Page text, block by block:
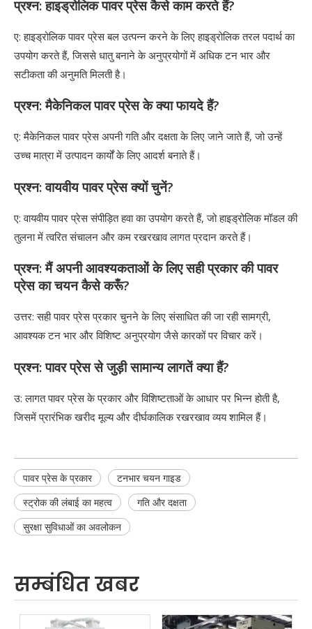
प्रश्न: हाइड्रोलिक पावर प्रेस कैसे काम करते हैं?
ए: हाइड्रोलिक पावर प्रेस बल उत्पन्न करने के लिए हाइड्रोलिक तरल पदार्थ का
उपयोग करते हैं, जिससे धातु बनाने के अनुप्रयोगों में अधिक टन भार और
सटीकता की अनुमति मिलती है।
प्रश्न: मैकेनिकल पावर प्रेस के क्या फायदे हैं?
ए: मैकेनिकल पावर प्रेस अपनी गति और दक्षता के लिए जाने जाते हैं, जो उन्हें
उच्च मात्रा में उत्पादन कार्यों के लिए आदर्श बनाते हैं।
प्रश्न: वायवीय पावर प्रेस क्यों चुनें?
ए: वायवीय पावर प्रेस संपीड़ित हवा का उपयोग करते हैं, जो हाइड्रोलिक मॉडल की
तुलना में त्वरित संचालन और कम रखरखाव लागत प्रदान करते हैं।
प्रश्न: मैं अपनी आवश्यकताओं के लिए सही प्रकार की पावर
प्रेस का चयन कैसे करूँ?
उत्तर: सही पावर प्रेस प्रकार चुनने के लिए संसाधित की जा रही सामग्री,
आवश्यक टन भार और विशिष्ट अनुप्रयोग जैसे कारकों पर विचार करें।
प्रश्न: पावर प्रेस से जुड़ी सामान्य लागतें क्या हैं?
उ: लागत पावर प्रेस के प्रकार और विशिष्टताओं के आधार पर भिन्न होती है,
जिसमें प्रारंभिक खरीद मूल्य और दीर्घकालिक रखरखाव व्यय शामिल हैं।
पावर प्रेस के प्रकार
टनभार चयन गाइड
स्ट्रोक की लंबाई का महत्व
गति और दक्षता
सुरक्षा सुविधाओं का अवलोकन
सम्बंधित खबर